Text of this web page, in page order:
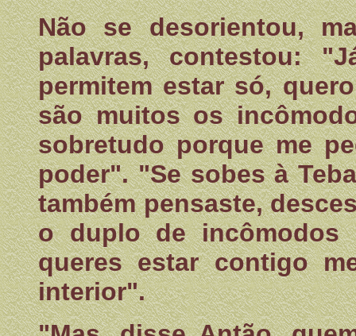
Não se desorientou,
palavras, contestou:
permitem estar só,
são muitos os
sobretudo porque me
poder". "Se sobes à
também pensaste,
o duplo de incômodos
queres estar contigo
interior".